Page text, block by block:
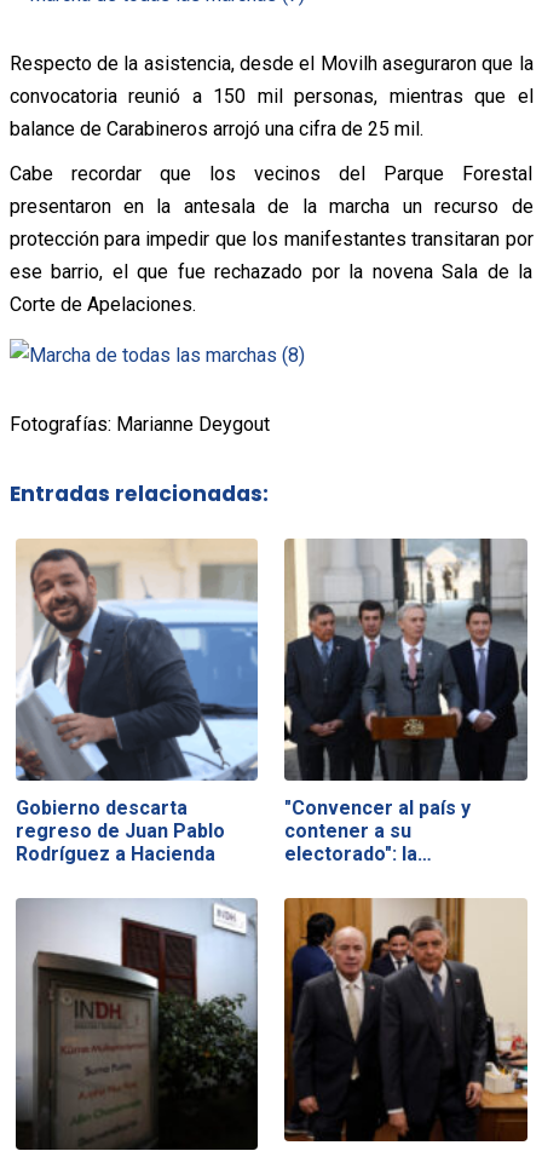
Respecto de la asistencia, desde el Movilh aseguraron que la
convocatoria reunió a 150 mil personas, mientras que el
balance de Carabineros arrojó una cifra de 25 mil.
Cabe recordar que los vecinos del Parque Forestal
presentaron en la antesala de la marcha un recurso de
protección para impedir que los manifestantes transitaran por
ese barrio, el que fue rechazado por la novena Sala de la
Corte de Apelaciones.
Fotografías: Marianne Deygout
Entradas relacionadas:
Gobierno descarta
regreso de Juan Pablo
Rodríguez a Hacienda
"Convencer al país y
contener a su
electorado": la…